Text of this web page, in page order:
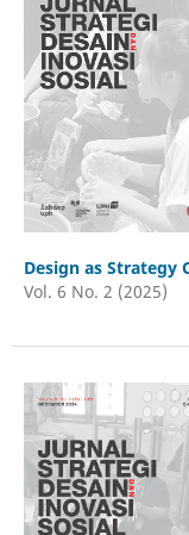
Design as Strategy
Vol. 6 No. 2 (2025)